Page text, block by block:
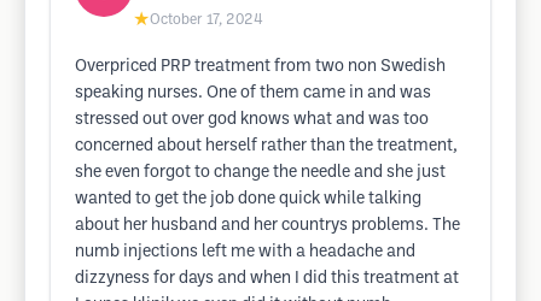
★October 17, 2024
Overpriced PRP treatment from two non Swedish
speaking nurses. One of them came in and was
stressed out over god knows what and was too
concerned about herself rather than the treatment,
she even forgot to change the needle and she just
wanted to get the job done quick while talking
about her husband and her countrys problems. The
numb injections left me with a headache and
dizzyness for days and when I did this treatment at